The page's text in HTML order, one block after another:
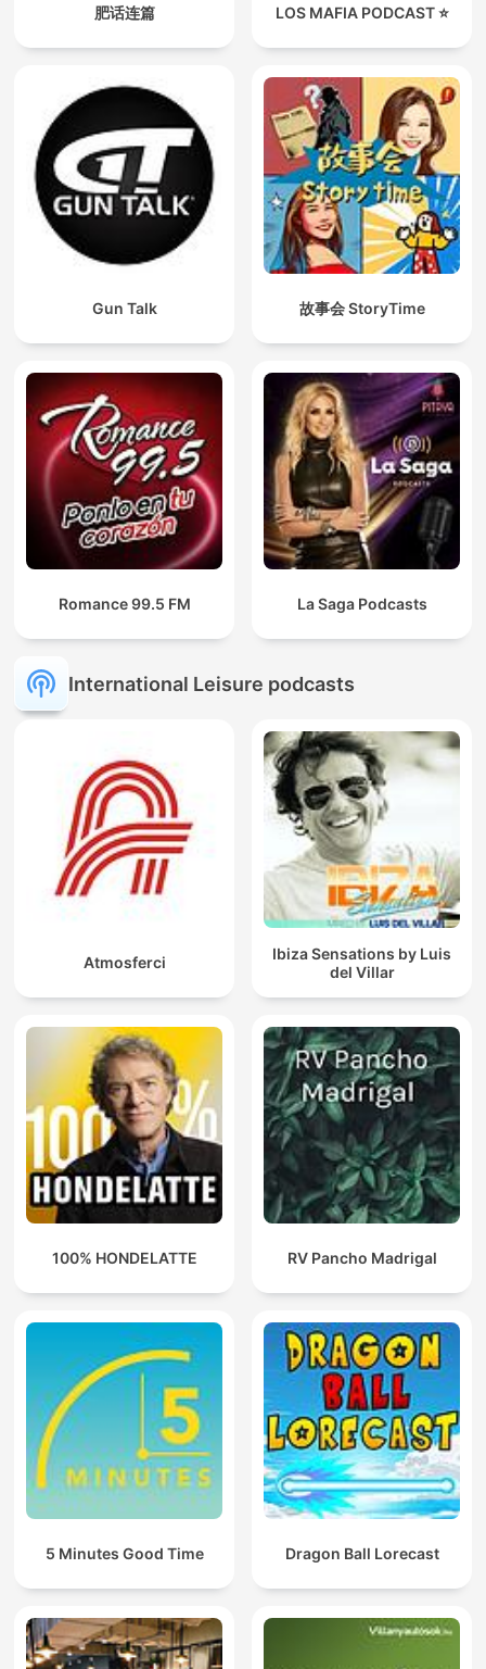
肥话连篇 LOS MAFIA PODCAST ⭐️
Gun Talk 故事会 StoryTime
Romance 99.5 FM La Saga Podcasts
International Leisure podcasts
Atmosferci
Ibiza Sensations by Luis
del Villar
100% HONDELATTE RV Pancho Madrigal
5 Minutes Good Time Dragon Ball Lorecast